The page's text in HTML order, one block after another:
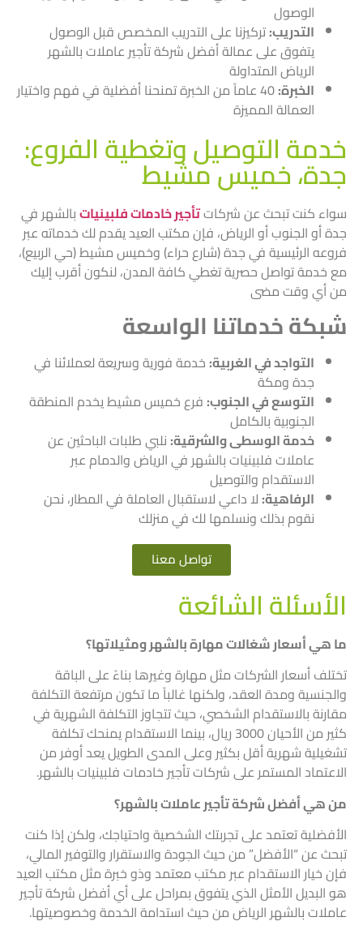
الوصول
التدريب:تركيزنا على التدريب المخصص قبل الوصول
يتفوق على عمالة أفضل شركة تأجير عاملات بالشهر
الرياض المتداولة
الخبرة:
40 عاماً من الخبرة تمنحنا أفضلية في فهم واختيار
العمالة المميزة
خدمة التوصيل وتغطية الفروع:
جدة، خميس مشيط
سواء كنت تبحث عن شركاتتأجير خادمات فلبينياتبالشهر في
جدة أو الجنوب أو الرياض، فإن مكتب العيد يقدم لك خدماته عبر
فروعه الرئيسية في جدة (شارع حراء) وخميس مشيط (حي الربيع)،
مع خدمة تواصل حصرية تغطي كافة المدن، لنكون أقرب إليك
من أي وقت مضى
شبكة خدماتنا الواسعة
التواجد في الغربية:خدمة فورية وسريعة لعملائنا في
جدة ومكة
التوسع في الجنوب:فرع خميس مشيط يخدم المنطقة
الجنوبية بالكامل
خدمة الوسطى والشرقية:نلبي طلبات الباحثين عن
عاملات فلبينيات بالشهر في الرياض والدمام عبر
الاستقدام والتوصيل
الرفاهية:لا داعي لاستقبال العاملة في المطار، نحن
نقوم بذلك ونسلمها لك في منزلك
تواصل معنا
الأسئلة الشائعة
ما هي أسعار شغالات مهارة بالشهر ومثيلاتها؟
تختلف أسعار الشركات مثل مهارة وغيرها بناءً على الباقة
والجنسية ومدة العقد، ولكنها غالباً ما تكون مرتفعة التكلفة
مقارنة بالاستقدام الشخصي، حيث تتجاوز التكلفة الشهرية في
كثير من الأحيان 3000 ريال، بينما الاستقدام يمنحك تكلفة
تشغيلية شهرية أقل بكثير وعلى المدى الطويل يعد أوفر من
الاعتماد المستمر على شركات تأجير خادمات فلبينيات بالشهر.
من هي أفضل شركة تأجير عاملات بالشهر؟
الأفضلية تعتمد على تجربتك الشخصية واحتياجك، ولكن إذا كنت
تبحث عن “الأفضل” من حيث الجودة والاستقرار والتوفير المالي،
فإن خيار الاستقدام عبر مكتب معتمد وذو خبرة مثل مكتب العيد
هو البديل الأمثل الذي يتفوق بمراحل على أي أفضل شركة تأجير
عاملات بالشهر الرياض من حيث استدامة الخدمة وخصوصيتها.